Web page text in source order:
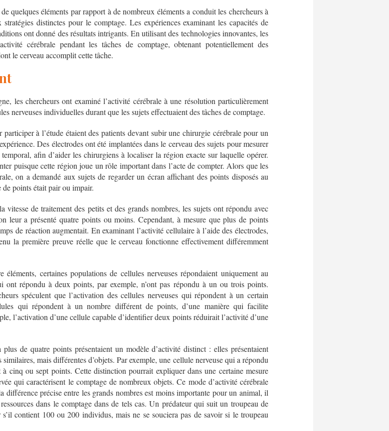
quelques éléments par rapport à de nombreux éléments a conduit les chercheurs à
distinctes pour le comptage. Les expériences examinant les capacités de
ont donné des résultats intrigants. En utilisant des technologies innovantes, les
cérébrale pendant les tâches de comptage, obtenant potentiellement des
le cerveau accomplit cette tâche.
les chercheurs ont examiné l’activité cérébrale à une résolution particulièrement
nerveuses individuelles durant que les sujets effectuaient des tâches de comptage.
à l’étude étaient des patients devant subir une chirurgie cérébrale pour un
Des électrodes ont été implantées dans le cerveau des sujets pour mesurer
afin d’aider les chirurgiens à localiser la région exacte sur laquelle opérer.
puisque cette région joue un rôle important dans l’acte de compter. Alors que les
on a demandé aux sujets de regarder un écran affichant des points disposés au
points était pair ou impair.
vitesse de traitement des petits et des grands nombres, les sujets ont répondu avec
leur a présenté quatre points ou moins. Cependant, à mesure que plus de points
de réaction augmentait. En examinant l’activité cellulaire à l’aide des électrodes,
la première preuve réelle que le cerveau fonctionne effectivement différemment
éléments, certaines populations de cellules nerveuses répondaient uniquement au
ont répondu à deux points, par exemple, n’ont pas répondu à un ou trois points.
spéculent que l’activation des cellules nerveuses qui répondent à un certain
qui répondent à un nombre différent de points, d’une manière qui facilite
l’activation d’une cellule capable d’identifier deux points réduirait l’activité d’une
de quatre points présentaient un modèle d’activité distinct : elles présentaient
mais différentes d’objets. Par exemple, une cellule nerveuse qui a répondu
cinq ou sept points. Cette distinction pourrait expliquer dans une certaine mesure
qui caractérisent le comptage de nombreux objets. Ce mode d’activité cérébrale
différence précise entre les grands nombres est moins importante pour un animal, il
dans le comptage dans de tels cas. Un prédateur qui suit un troupeau de
contient 100 ou 200 individus, mais ne se souciera pas de savoir si le troupeau